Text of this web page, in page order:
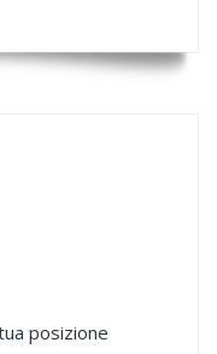
posizione